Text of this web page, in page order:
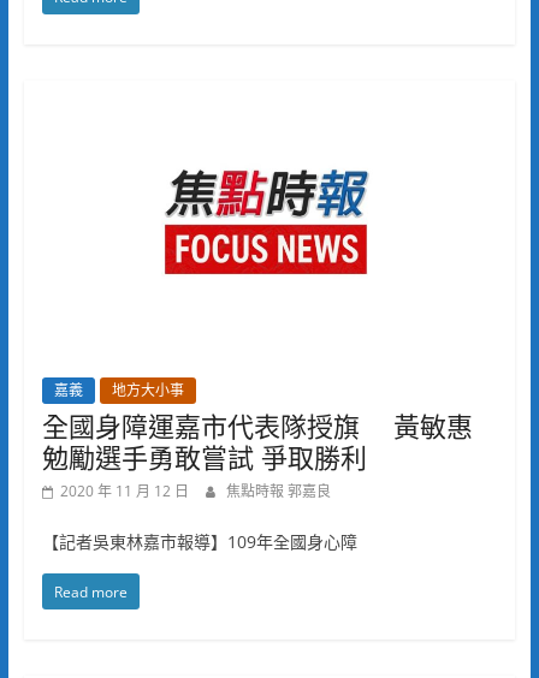
嘉義 地方大小事
全國身障運嘉市代表隊授旗 黃敏惠
勉勵選手勇敢嘗試 爭取勝利
2020 年 11 月 12 日 焦點時報 郭嘉良
【記者吳東林嘉市報導】109年全國身心障
Read more